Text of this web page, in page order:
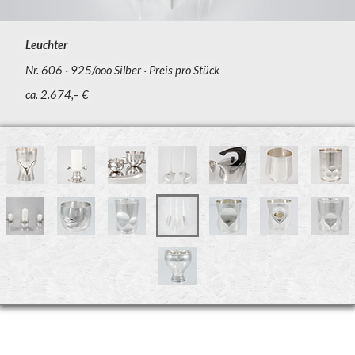
Leuchter
Nr. 606
925/ooo Silber
Preis pro Stück
ca. 2.674,– €